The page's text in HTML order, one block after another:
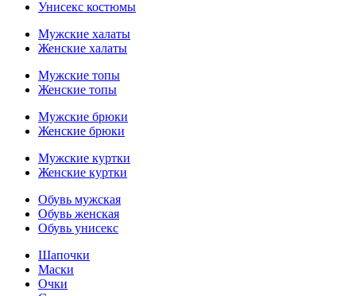
Унисекс костюмы
Мужские халаты
Женские халаты
Мужские топы
Женские топы
Мужские брюки
Женские брюки
Мужские куртки
Женские куртки
Обувь мужская
Обувь женская
Обувь унисекс
Шапочки
Маски
Очки